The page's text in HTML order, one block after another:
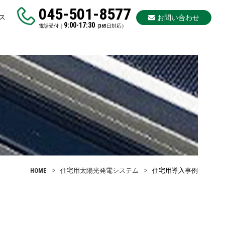
045-501-8577
電話受付｜ 9:00-17:30 (365日対応）
お問い合わせ
HOME 住宅用太陽光発電システム 住宅用導入事例